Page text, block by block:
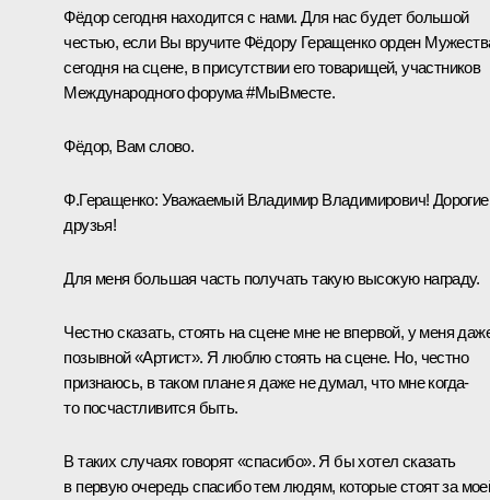
Фёдор сегодня находится с нами. Для нас будет большой
честью, если Вы вручите Фёдору Геращенко орден
сегодня на сцене, в присутствии его товарищей, участников
Международного форума #МыВместе.
Фёдор, Вам слово.
Ф.Геращенко: Уважаемый Владимир Владимирович! Дорогие
друзья!
Для меня большая часть получать такую высокую награду.
Честно сказать, стоять на сцене мне не впервой, у меня
позывной «Артист». Я люблю стоять на сцене. Но, честно
признаюсь, в таком плане я даже не думал, что мне когда-
то посчастливится быть.
В таких случаях говорят «спасибо». Я бы хотел сказать
в первую очередь спасибо тем людям, которые стоят за